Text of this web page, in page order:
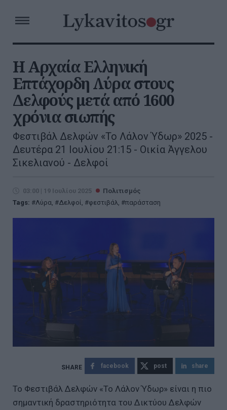
Η Αρχαία Ελληνική
Επτάχορδη Λύρα στους
Δελφούς μετά από 1600
χρόνια σιωπής
Φεστιβάλ Δελφών «To Λάλον Ύδωρ» 2025 -
Δευτέρα 21 Ιουλίου 21:15 - Οικία Άγγελου
Σικελιανού - Δελφοί
03:00 | 19 Ιουλίου 2025
Πολιτισμός
Tags:
Λύρα, Δελφοί, φεστιβάλ, παράσταση
facebook post share
Το Φεστιβάλ Δελφών «Το Λάλον Ύδωρ» είναι η πιο
σημαντική δραστηριότητα του Δικτύου Δελφών